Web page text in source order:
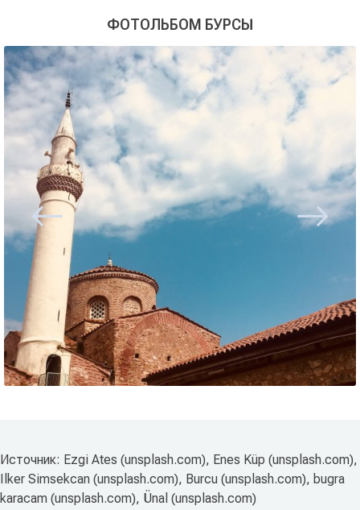
ФОТОЛЬБОМ БУРСЫ
Источник: Ezgi Ates (unsplash.com), Enes Küp (unsplash.com),
Ilker Simsekcan (unsplash.com), Burcu (unsplash.com), bugra
karacam (unsplash.com), Ünal (unsplash.com)